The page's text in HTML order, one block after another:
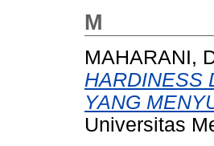
M
MAHARANI,
HARDINESS
YANG
Universitas